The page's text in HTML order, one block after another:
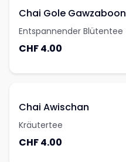
Chai Gole Gawzaboon
Entspannender Blütentee
CHF 4.00
Chai Awischan
Kräutertee
CHF 4.00